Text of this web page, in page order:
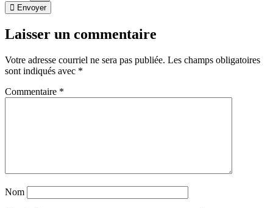
Envoyer
Laisser un commentaire
Votre adresse courriel ne sera pas publiée. Les champs obligatoires
sont indiqués avec *
Commentaire *
Nom